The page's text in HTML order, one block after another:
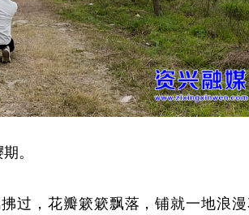
。
过，花瓣簌簌飘落，铺就一地浪